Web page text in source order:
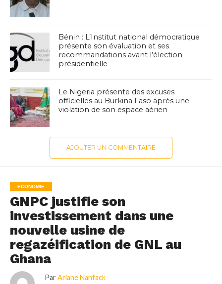
Bénin : L’Institut national démocratique
présente son évaluation et ses
recommandations avant l’élection
présidentielle
Le Nigeria présente des excuses
officielles au Burkina Faso après une
violation de son espace aérien
AJOUTER UN COMMENTAIRE
ECONOMIE
GNPC justifie son
investissement dans une
nouvelle usine de
regazéification de GNL au
Ghana
Par Ariane Nanfack